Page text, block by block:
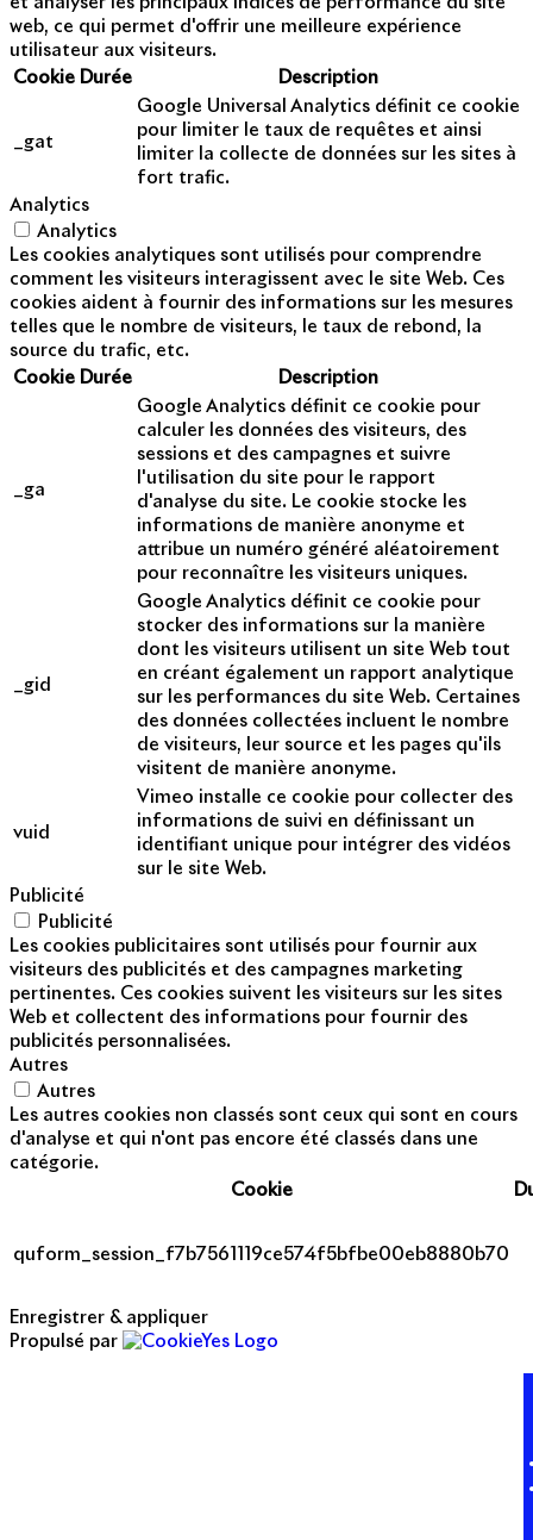
web, ce qui permet d'offrir une meilleure expérience
utilisateur aux visiteurs.
Cookie Durée Description
_gat
Google Universal Analytics définit ce cookie
pour limiter le taux de requêtes et ainsi
limiter la collecte de données sur les sites à
fort trafic.
Analytics
Analytics
Les cookies analytiques sont utilisés pour comprendre
comment les visiteurs interagissent avec le site Web. Ces
cookies aident à fournir des informations sur les mesures
telles que le nombre de visiteurs, le taux de rebond, la
source du trafic, etc.
Cookie Durée Description
_ga
Google Analytics définit ce cookie pour
calculer les données des visiteurs, des
sessions et des campagnes et suivre
l'utilisation du site pour le rapport
d'analyse du site. Le cookie stocke les
informations de manière anonyme et
attribue un numéro généré aléatoirement
pour reconnaître les visiteurs uniques.
_gid
Google Analytics définit ce cookie pour
stocker des informations sur la manière
dont les visiteurs utilisent un site Web tout
en créant également un rapport analytique
sur les performances du site Web. Certaines
des données collectées incluent le nombre
de visiteurs, leur source et les pages qu'ils
visitent de manière anonyme.
vuid
Vimeo installe ce cookie pour collecter des
informations de suivi en définissant un
identifiant unique pour intégrer des vidéos
sur le site Web.
Publicité
Publicité
Les cookies publicitaires sont utilisés pour fournir aux
visiteurs des publicités et des campagnes marketing
pertinentes. Ces cookies suivent les visiteurs sur les sites
Web et collectent des informations pour fournir des
publicités personnalisées.
Autres
Autres
Les autres cookies non classés sont ceux qui sont en cours
d'analyse et qui n'ont pas encore été classés dans une
catégorie.
Cookie
quform_session_f7b7561119ce574f5bfbe00eb8880b70
Enregistrer & appliquer
Propulsé par